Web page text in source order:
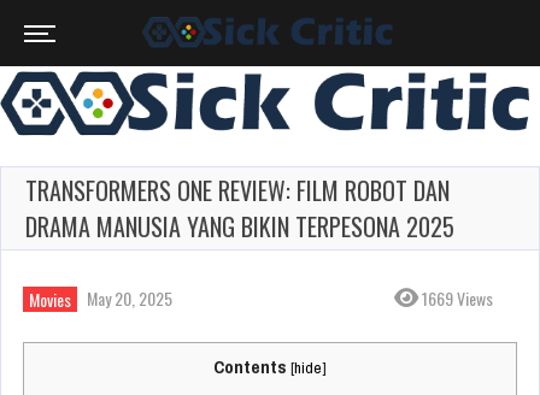
TRANSFORMERS ONE REVIEW: FILM ROBOT DAN
DRAMA MANUSIA YANG BIKIN TERPESONA 2025
Movies May 20, 2025 1669 Views
Contents [hide]